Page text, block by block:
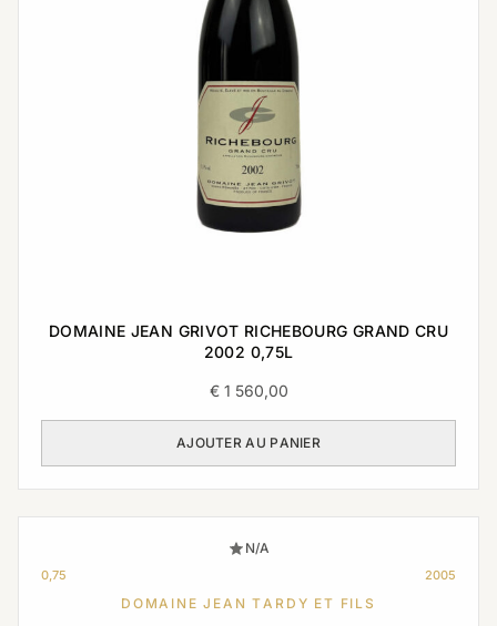
DOMAINE JEAN GRIVOT RICHEBOURG GRAND CRU
2002 0,75L
€1 560,00
AJOUTER AU PANIER
N/A
0,75 2005
DOMAINE JEAN TARDY ET FILS